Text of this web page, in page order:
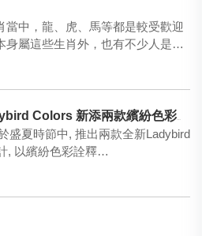
當中，龍、虎、馬等都是較受歡迎
身屬這些生肖外，也有不少人是因
盛夏時節中, 推出兩款全新Ladybird
, 以繽紛色彩詮釋…